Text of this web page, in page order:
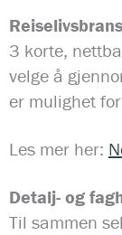
3 korte,
velge å
er mulighet
Les mer her:
Detalj- og
Til sammen